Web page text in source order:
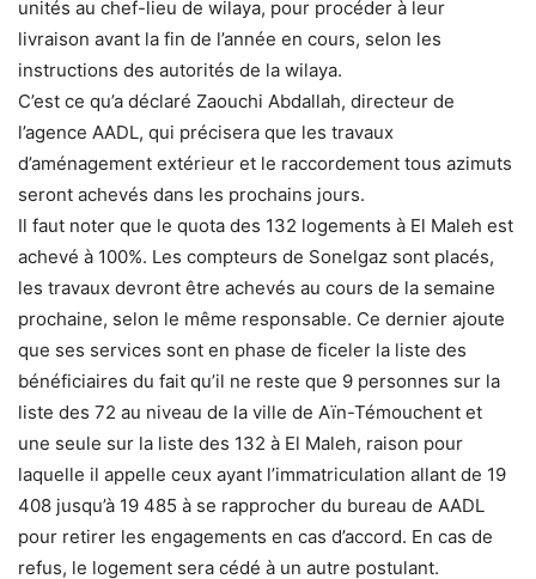
unités au chef-lieu de wilaya, pour procéder à leur
livraison avant la fin de l’année en cours, selon les
instructions des autorités de la wilaya.
C’est ce qu’a déclaré Zaouchi Abdallah, directeur de
l’agence AADL, qui précisera que les travaux
d’aménagement extérieur et le raccordement tous azimuts
seront achevés dans les prochains jours.
Il faut noter que le quota des 132 logements à El Maleh est
achevé à 100%. Les compteurs de Sonelgaz sont placés,
les travaux devront être achevés au cours de la semaine
prochaine, selon le même responsable. Ce dernier ajoute
que ses services sont en phase de ficeler la liste des
bénéficiaires du fait qu’il ne reste que 9 personnes sur la
liste des 72 au niveau de la ville de Aïn-Témouchent et
une seule sur la liste des 132 à El Maleh, raison pour
laquelle il appelle ceux ayant l’immatriculation allant de 19
408 jusqu’à 19 485 à se rapprocher du bureau de AADL
pour retirer les engagements en cas d’accord. En cas de
refus, le logement sera cédé à un autre postulant.